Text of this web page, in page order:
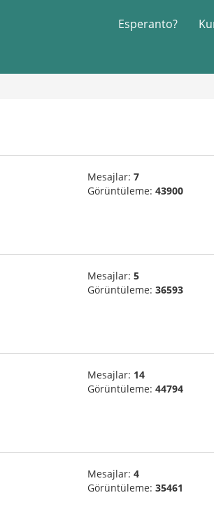
Esperanto?
Mesajlar: 7
Görüntüleme: 43900
Mesajlar: 5
Görüntüleme: 36593
Mesajlar: 14
Görüntüleme: 44794
Mesajlar: 4
Görüntüleme: 35461